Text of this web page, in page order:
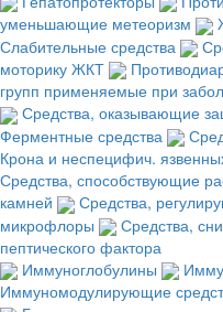
уменьшающие метеоризм
Слабительные средства
моторику ЖКТ
групп применяемые при
Средства, оказывающие
Ферментные средства
Крона и неспецифич.
Средства, способствующие
камней
Средства,
микрофлоры
Средства,
пептического фактора
Иммуноглобулины
Иммуномодулирующие